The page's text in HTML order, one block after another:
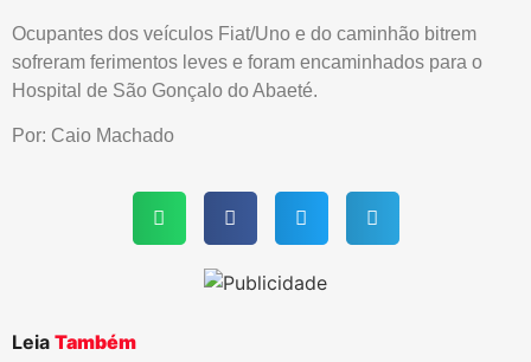
Ocupantes dos veículos Fiat/Uno e do caminhão bitrem
sofreram ferimentos leves e foram encaminhados para o
Hospital de São Gonçalo do Abaeté.
Por: Caio Machado
Leia Também